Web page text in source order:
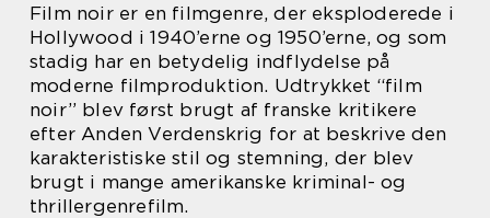
Film noir er en filmgenre, der eksploderede i
Hollywood i 1940’erne og 1950’erne, og som
stadig har en betydelig indflydelse på
moderne filmproduktion. Udtrykket “film
noir” blev først brugt af franske kritikere
efter Anden Verdenskrig for at beskrive den
karakteristiske stil og stemning, der blev
brugt i mange amerikanske kriminal- og
thrillergenrefilm.